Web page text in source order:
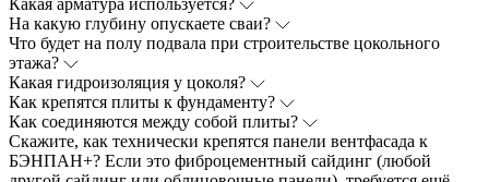
Какая арматура используется?
На какую глубину опускаете сваи?
Что будет на полу подвала при строительстве цокольного
этажа?
Какая гидроизоляция у цоколя?
Как крепятся плиты к фундаменту?
Как соединяются между собой плиты?
Скажите, как технически крепятся панели вентфасада к
БЭНПАН+? Если это фиброцементный сайдинг (любой